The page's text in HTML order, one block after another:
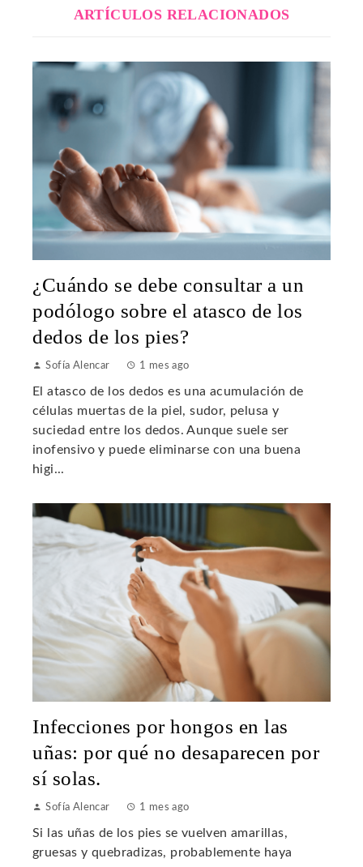
ARTÍCULOS RELACIONADOS
¿Cuándo se debe consultar a un
podólogo sobre el atasco de los
dedos de los pies?
Sofía Alencar 1 mes ago
El atasco de los dedos es una acumulación de
células muertas de la piel, sudor, pelusa y
suciedad entre los dedos. Aunque suele ser
inofensivo y puede eliminarse con una buena
higi...
Infecciones por hongos en las
uñas: por qué no desaparecen por
sí solas.
Sofía Alencar 1 mes ago
Si las uñas de los pies se vuelven amarillas,
gruesas y quebradizas, probablemente haya